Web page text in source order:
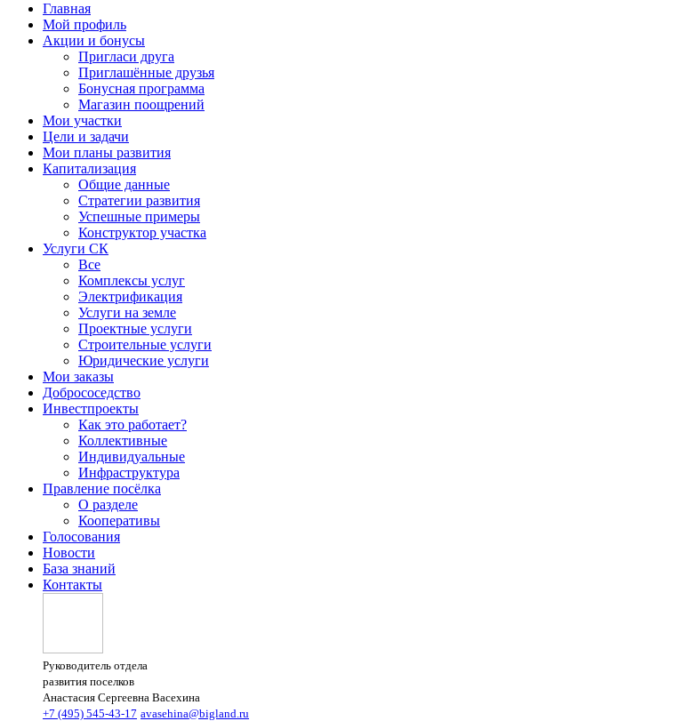
Главная
Мой профиль
Акции и бонусы
Пригласи друга
Приглашённые друзья
Бонусная программа
Магазин поощрений
Мои участки
Цели и задачи
Мои планы развития
Капитализация
Общие данные
Стратегии развития
Успешные примеры
Конструктор участка
Услуги СК
Все
Комплексы услуг
Электрификация
Услуги на земле
Проектные услуги
Строительные услуги
Юридические услуги
Мои заказы
Добрососедство
Инвестпроекты
Как это работает?
Коллективные
Индивидуальные
Инфраструктура
Правление посёлка
О разделе
Кооперативы
Голосования
Новости
База знаний
Контакты
Руководитель отдела
развития поселков
Анастасия Сергеевна Васехина
+7 (495) 545-43-17 avasehina@bigland.ru